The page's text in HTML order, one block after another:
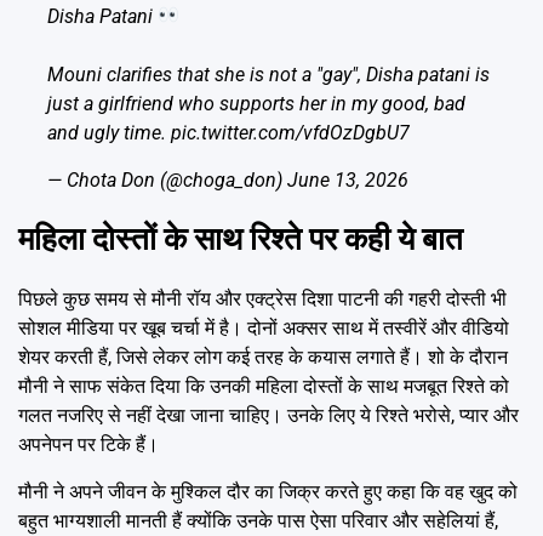
Disha Patani
Mouni clarifies that she is not a "gay", Disha patani is
just a girlfriend who supports her in my good, bad
and ugly time. pic.twitter.com/vfdOzDgbU7
— Chota Don (@choga_don) June 13, 2026
महिला दोस्तों के साथ रिश्ते पर कही ये बात
पिछले कुछ समय से मौनी रॉय और एक्ट्रेस दिशा पाटनी की गहरी दोस्ती भी
सोशल मीडिया पर खूब चर्चा में है। दोनों अक्सर साथ में तस्वीरें और वीडियो
शेयर करती हैं, जिसे लेकर लोग कई तरह के कयास लगाते हैं। शो के दौरान
मौनी ने साफ संकेत दिया कि उनकी महिला दोस्तों के साथ मजबूत रिश्ते को
गलत नजरिए से नहीं देखा जाना चाहिए। उनके लिए ये रिश्ते भरोसे, प्यार और
अपनेपन पर टिके हैं।
मौनी ने अपने जीवन के मुश्किल दौर का जिक्र करते हुए कहा कि वह खुद को
बहुत भाग्यशाली मानती हैं क्योंकि उनके पास ऐसा परिवार और सहेलियां हैं,